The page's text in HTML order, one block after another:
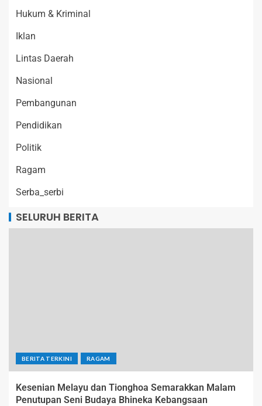
Hukum & Kriminal
Iklan
Lintas Daerah
Nasional
Pembangunan
Pendidikan
Politik
Ragam
Serba_serbi
SELURUH BERITA
BERITA TERKINI RAGAM
Kesenian Melayu dan Tionghoa Semarakkan Malam
Penutupan Seni Budaya Bhineka Kebangsaan